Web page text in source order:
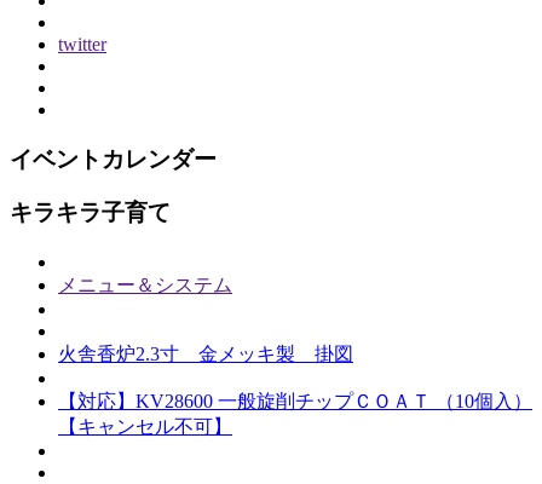
twitter
イベントカレンダー
キラキラ子育て
メニュー＆システム
火舎香炉2.3寸 金メッキ製 掛図
【対応】KV28600 一般旋削チップＣＯＡＴ （10個入）
【キャンセル不可】